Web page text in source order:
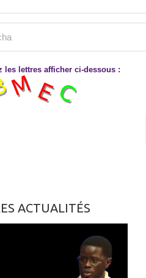
les lettres afficher ci-dessous :
ACTUALITÉS